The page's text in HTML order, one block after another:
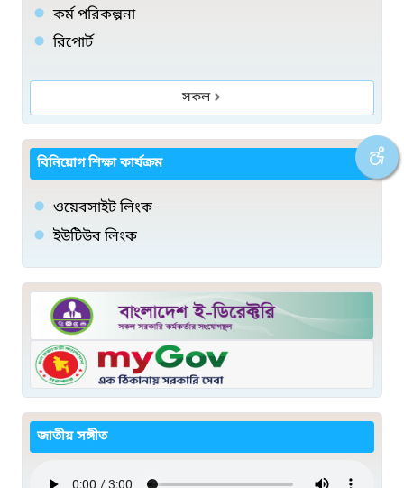
কর্ম পরিকল্পনা
রিপোর্ট
সকল
বিনিয়োগ শিক্ষা কার্যক্রম
ওয়েবসাইট লিংক
ইউটিউব লিংক
জাতীয় সঙ্গীত